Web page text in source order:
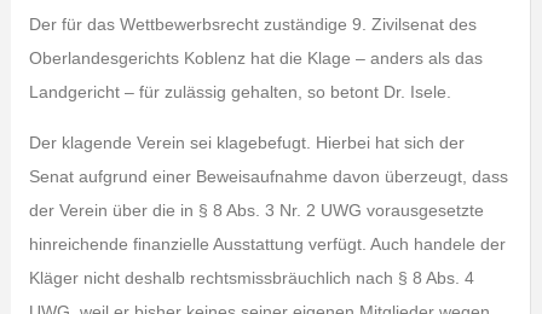
Der für das Wettbewerbsrecht zuständige 9. Zivilsenat des
Oberlandesgerichts Koblenz hat die Klage – anders als das
Landgericht – für zulässig gehalten, so betont Dr. Isele.
Der klagende Verein sei klagebefugt. Hierbei hat sich der
Senat aufgrund einer Beweisaufnahme davon überzeugt, dass
der Verein über die in § 8 Abs. 3 Nr. 2 UWG vorausgesetzte
hinreichende finanzielle Ausstattung verfügt. Auch handele der
Kläger nicht deshalb rechtsmissbräuchlich nach § 8 Abs. 4